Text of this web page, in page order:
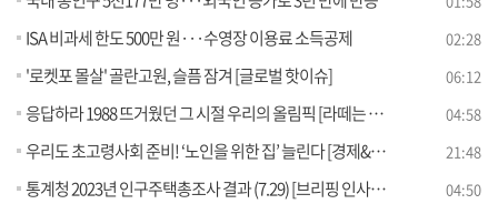
ISA 비과세 한도 500만 원···수영장 이용료 소득공제 02:28
'로켓포 몰살' 골란고원, 슬픔 잠겨 [글로벌 핫이슈] 06:12
응답하라 1988 뜨거웠던 그 시절 우리의 올림픽 [라떼는 뉴우스] 04:58
우리도 초고령사회 준비! ‘노인을 위한 집’ 늘린다 [경제&이슈] 21:48
통계청 2023년 인구주택총조사 결과 (7.29) [브리핑 인사이트] 04:50